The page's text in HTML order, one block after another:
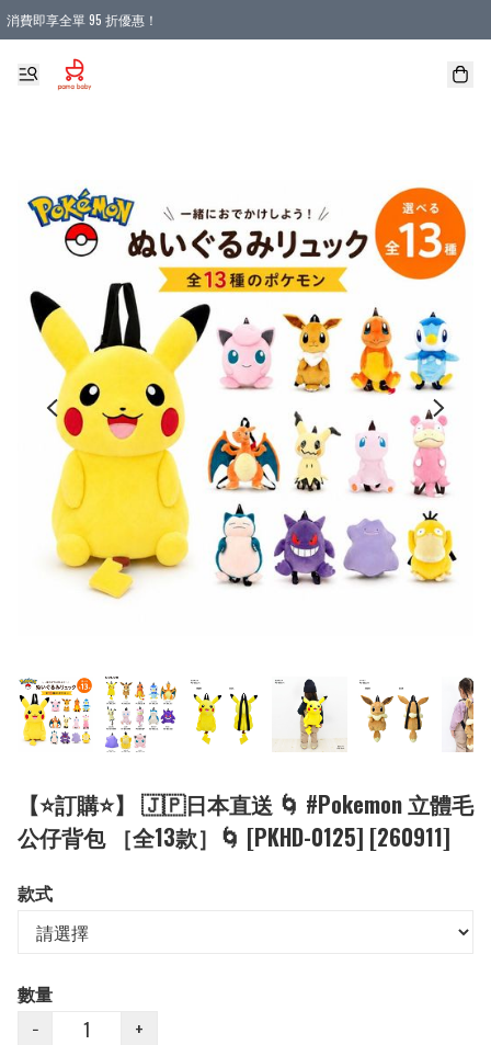
消費即享全單 95 折優惠！
購物滿 HKD 900.00即享免運費優惠！（適用於 本地送貨、本地取貨 )
【⭐訂購⭐】 🇯🇵日本直送 🌀 #Pokemon 立體毛
公仔背包 ［全13款］🌀 [PKHD-0125] [260911]
款式
數量
−
+